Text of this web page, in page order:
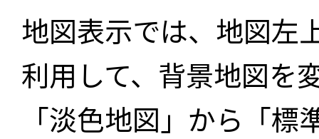
地図表示では、地図左
利用して、背景地図を
「淡色地図」から「